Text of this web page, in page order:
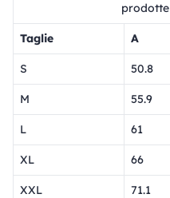
Taglie A
S 50.8
M 55.9
L 61
XL 66
XXL 71.1